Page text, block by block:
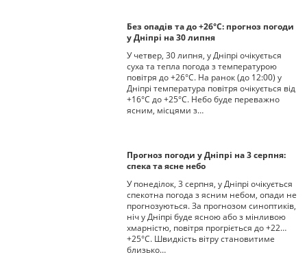
Без опадів та до +26°С: прогноз погоди
у Дніпрі на 30 липня
У четвер, 30 липня, у Дніпрі очікується
суха та тепла погода з температурою
повітря до +26°С. На ранок (до 12:00) у
Дніпрі температура повітря очікується від
+16°С до +25°С. Небо буде переважно
ясним, місцями з…
Прогноз погоди у Дніпрі на 3 серпня:
спека та ясне небо
У понеділок, 3 серпня, у Дніпрі очікується
спекотна погода з ясним небом, опади не
прогнозуються. За прогнозом синоптиків,
ніч у Дніпрі буде ясною або з мінливою
хмарністю, повітря прогріється до +22…
+25°С. Швидкість вітру становитиме
близько…